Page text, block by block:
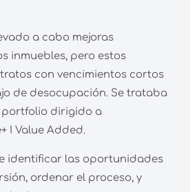
a cabo mejoras
inmuebles, pero estos
con vencimientos cortos
de desocupación. Se trataba
dirigido a
I Value Added.
identificar las oportunidades
ordenar el proceso, y